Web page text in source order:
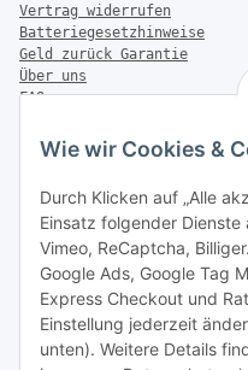
Wie wir Cookies &
Durch Klicken auf „Alle
Einsatz folgender Dienste
Vimeo, ReCaptcha,
Google Ads, Google Tag
Express Checkout und
Einstellung jederzeit
unten). Weitere Details
Vertrag widerrufen
Batteriegesetzhinweise
Geld zurück Garantie
Über uns
FAQ
Zahlung & Versand
Versandinformationen